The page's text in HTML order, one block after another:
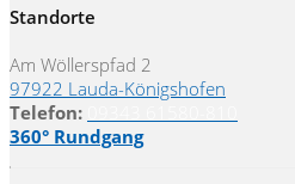
Standorte
Am Wöllerspfad 2
97922 Lauda-Königshofen
Telefon:
360° Rundgang